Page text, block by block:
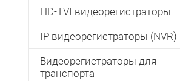
HD-TVI видеорегистраторы
IP видеорегистраторы (NVR)
Видеорегистраторы для
транспорта